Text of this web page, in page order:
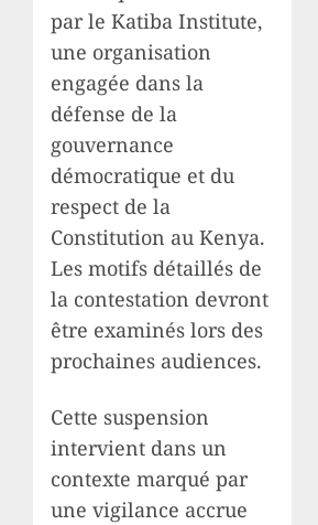
par le Katiba Institute,
une organisation
engagée dans la
défense de la
gouvernance
démocratique et du
respect de la
Constitution au Kenya.
Les motifs détaillés de
la contestation devront
être examinés lors des
prochaines audiences.
Cette suspension
intervient dans un
contexte marqué par
une vigilance accrue